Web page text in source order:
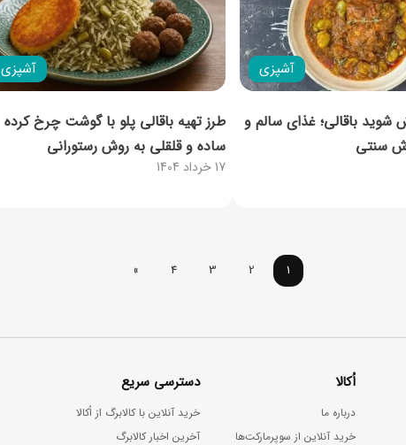
آشپزی
شوید باقالی؛ غذای سالم و
سنتی
آشپزی
17 خرداد 1404
طرز تهیه باقالی پلو با گوشت چرخ کرده
ساده و قلقلی به روش رستورانی
1
2
3
4
»
اُکالا
درباره ما
خرید آنلاین از سوپرمارکت‌ها
دسترسی سریع
خرید آنلاین با کالابرگ از اُکالا
آخرین اخبار کالابرگ